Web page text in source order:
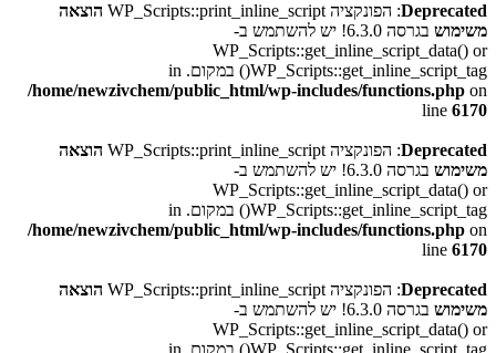
Deprecated: הפונקציה WP_Scripts::print_inline_script
הוצאה
משימוש
בגרסה 6.3.0! יש להשתמש ב-
WP_Scripts::get_inline_script_data() or
WP_Scripts::get_inline_script_tag() במקום. in
/home/newzivchem/public_html/wp-includes/functions.php on
line 6170
Deprecated: הפונקציה WP_Scripts::print_inline_script
הוצאה
משימוש
בגרסה 6.3.0! יש להשתמש ב-
WP_Scripts::get_inline_script_data() or
WP_Scripts::get_inline_script_tag() במקום. in
/home/newzivchem/public_html/wp-includes/functions.php on
line 6170
Deprecated: הפונקציה WP_Scripts::print_inline_script
הוצאה
משימוש
בגרסה 6.3.0! יש להשתמש ב-
WP_Scripts::get_inline_script_data() or